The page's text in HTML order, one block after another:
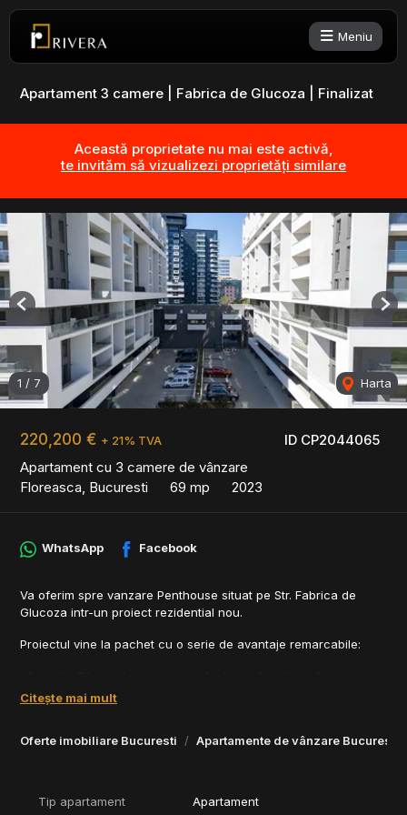
Meniu
Apartament 3 camere | Fabrica de Glucoza | Finalizat
Această proprietate nu mai este activă,
te invităm să vizualizezi proprietăți similare
ID CP2044065
220,200 € + 21% TVA
Apartament cu 3 camere de vânzare
Floreasca, Bucuresti
69 mp 2023
1 / 7 Harta
Previous
Oferte imobiliare Bucuresti Apartamente de vânzare Bucuresti
WhatsApp Facebook
Va oferim spre vanzare Penthouse situat pe Str. Fabrica de
Glucoza intr-un proiect rezidential nou.
Proiectul vine la pachet cu o serie de avantaje remarcabile:
proiect ofera o pozitie privilegiata fiind in apropiere de Centrul
- Constructie si materiale de cea mai buna calitate tamplarie de
Citește mai mult
Tip apartament Apartament